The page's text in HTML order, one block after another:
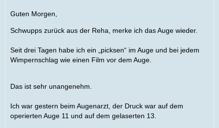
Guten Morgen,
Schwupps zurück aus der Reha, merke ich das Auge wieder.
Seit drei Tagen habe ich ein „picksen“ im Auge und bei jedem
Wimpernschlag wie einen Film vor dem Auge.
Das ist sehr unangenehm.
Ich war gestern beim Augenarzt, der Druck war auf dem
operierten Auge 11 und auf dem gelaserten 13.